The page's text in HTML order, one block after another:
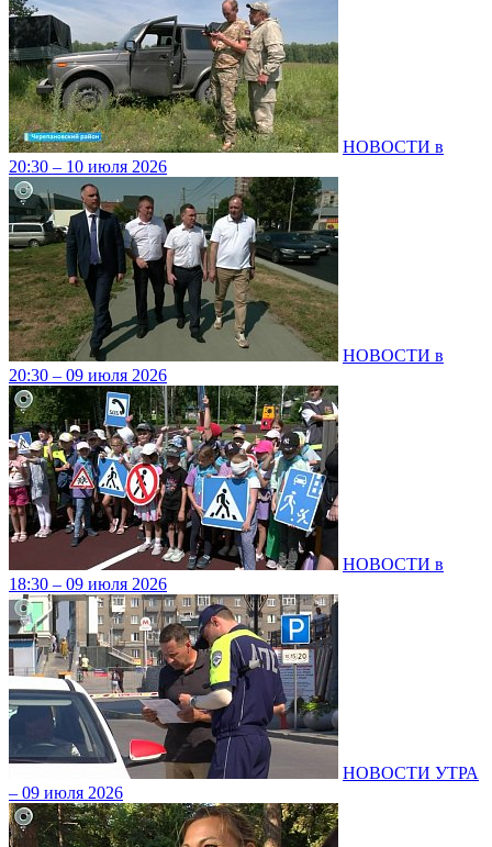
НОВОСТИ в
20:30 – 10 июля 2026
НОВОСТИ в
20:30 – 09 июля 2026
НОВОСТИ в
18:30 – 09 июля 2026
НОВОСТИ УТРА
– 09 июля 2026